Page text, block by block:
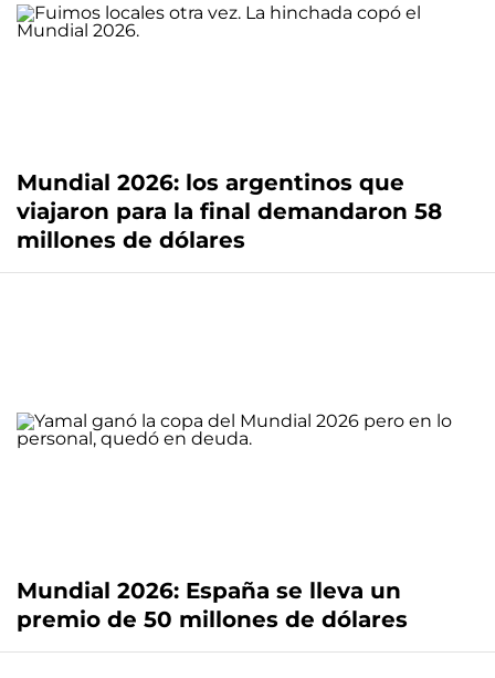
Mundial 2026: los argentinos que
viajaron para la final demandaron 58
millones de dólares
Mundial 2026: España se lleva un
premio de 50 millones de dólares